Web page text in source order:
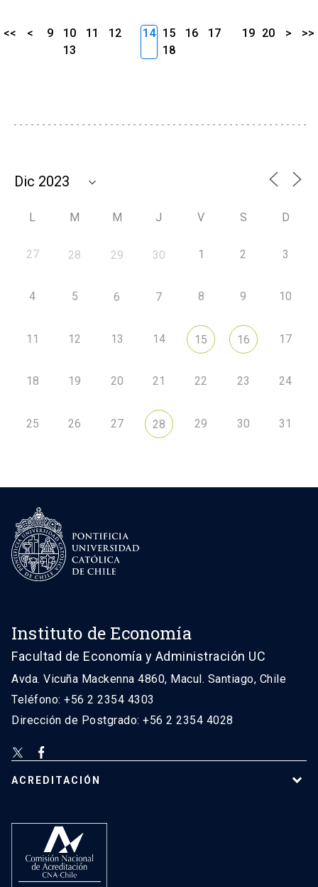
<< < 9 10 11
12
13
14 15 16
17
18
19 20 > >>
L M M J V S D
27 28 29 30 1 2 3
4 5 6 7 8 9 10
11 12 13 14 15 16 17
18 19 20 21 22 23 24
25 26 27 28 29 30 31
Instituto de Economía
Facultad de Economía y Administración UC
Avda. Vicuña Mackenna 4860, Macul. Santiago, Chile
Teléfono: +56 2 2354 4303
Dirección de Postgrado: +56 2 2354 4028
ACREDITACIÓN